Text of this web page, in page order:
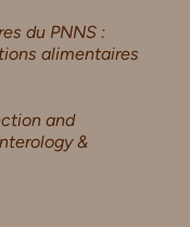
du PNNS :
alimentaires
and
&